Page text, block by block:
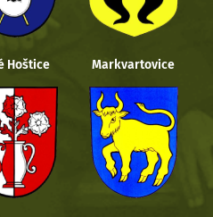
Hoštice Markvartovice